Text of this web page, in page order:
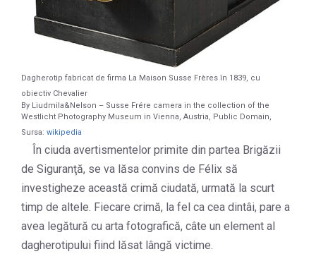
Dagherotip fabricat de firma La Maison Susse Frères în 1839, cu
obiectiv Chevalier
By Liudmila&Nelson – Susse Frére camera in the collection of the
Westlicht Photography Museum in Vienna, Austria, Public Domain,
Sursa: wikipedia
În ciuda avertismentelor primite din partea Brigăzii
de Siguranţă, se va lăsa convins de Félix să
investigheze această crimă ciudată, urmată la scurt
timp de altele. Fiecare crimă, la fel ca cea dintâi, pare a
avea legătură cu arta fotografică, câte un element al
dagherotipului fiind lăsat lângă victime.